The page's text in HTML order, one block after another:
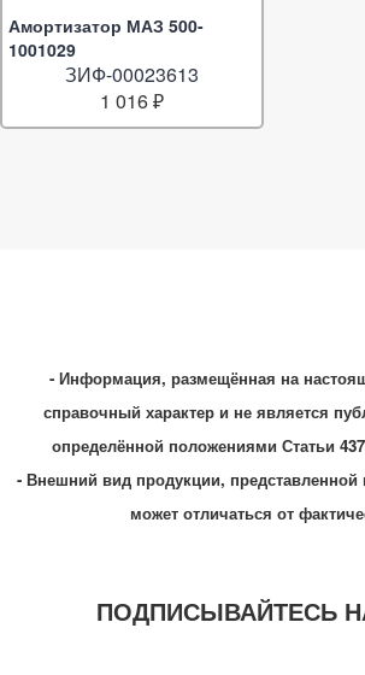
Амортизатор МАЗ 500-
1001029
ЗИФ-00023613
1 016 ₽
- Информация, размещённая на
справочный характер и не является
определённой положениями Статьи
- Внешний вид продукции, представленной
может отличаться от
ПОДПИСЫВАЙТЕСЬ